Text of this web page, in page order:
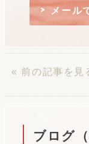
メール
« 前の記事を見
ブログ